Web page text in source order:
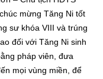
mừng Tăng Ni tốt
sư khóa VIII và trúng
đối với Tăng Ni sinh
pháp viên, đưa
mọi vùng miền, để